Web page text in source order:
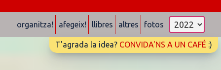
organitza! afegeix! llibres altres fotos
T'agrada la idea? CONVIDA'NS A UN CAFÉ :)